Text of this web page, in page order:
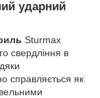
ударний
Sturmax
свердління в
справляється як